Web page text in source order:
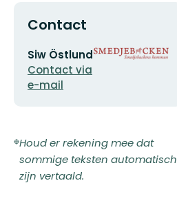
Contact
E-
mailadres
Siw Östlund
Contact via
e-mail
Organisatie-
Houd er rekening mee dat
sommige teksten automatisch
zijn vertaald.